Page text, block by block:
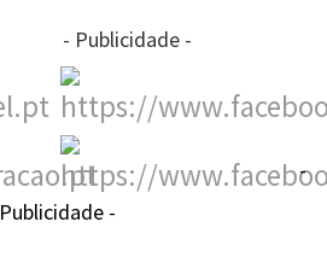
- Publicidade -
-
Publicidade -